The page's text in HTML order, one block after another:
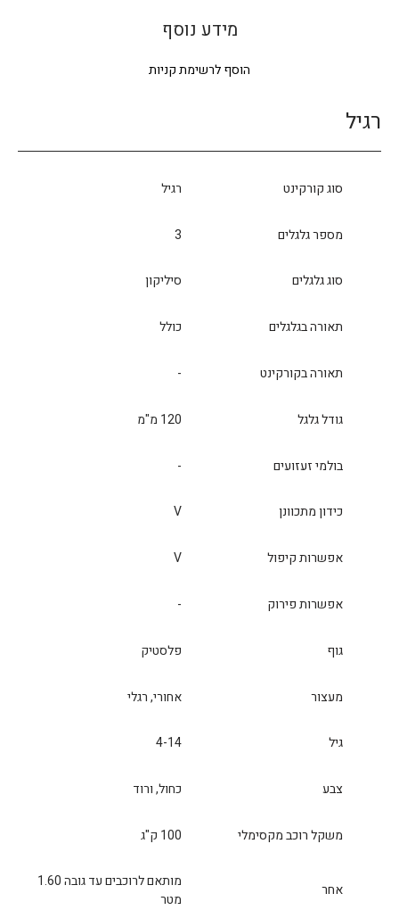
מידע נוסף
הוסף לרשימת קניות
רגיל
סוג קורקינט רגיל
מספר גלגלים 3
סוג גלגלים סיליקון
תאורה בגלגלים כולל
תאורה בקורקינט -
גודל גלגל 120 מ"מ
בולמי זעזועים -
כידון מתכוונן V
אפשרות קיפול V
אפשרות פירוק -
גוף פלסטיק
מעצור אחורי, רגלי
גיל 4-14
צבע כחול, ורוד
משקל רוכב מקסימלי 100 ק"ג
אחר
מותאם לרוכבים עד גובה 1.60
מטר